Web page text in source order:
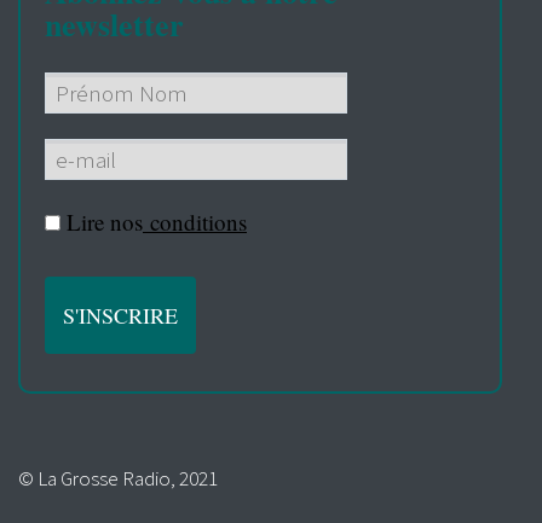
newsletter
Lire nos conditions
© La Grosse Radio, 2021